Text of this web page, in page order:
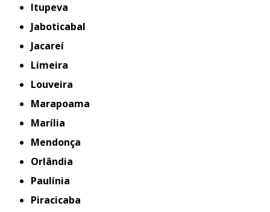
Itupeva
Jaboticabal
Jacareí
Limeira
Louveira
Marapoama
Marília
Mendonça
Orlândia
Paulínia
Piracicaba